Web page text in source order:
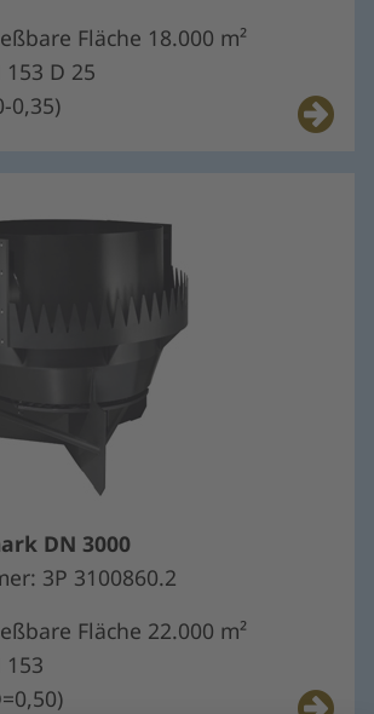
Fläche 18.000 m²
153 D 25
0,35)
DN 3000
3P 3100860.2
Fläche 22.000 m²
153